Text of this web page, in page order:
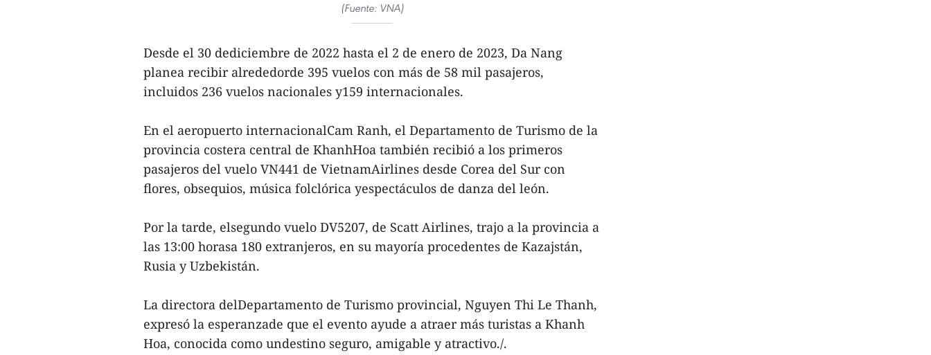
(Fuente: VNA)
Desde el 30 dediciembre de 2022 hasta el 2 de enero de 2023, Da Nang
planea recibir alrededorde 395 vuelos con más de 58 mil pasajeros,
incluidos 236 vuelos nacionales y159 internacionales.
En el aeropuerto internacionalCam Ranh, el Departamento de Turismo de la
provincia costera central de KhanhHoa también recibió a los primeros
pasajeros del vuelo VN441 de VietnamAirlines desde Corea del Sur con
flores, obsequios, música folclórica yespectáculos de danza del león.
Por la tarde, elsegundo vuelo DV5207, de Scatt Airlines, trajo a la provincia a
las 13:00 horasa 180 extranjeros, en su mayoría procedentes de Kazajstán,
Rusia y Uzbekistán.
La directora delDepartamento de Turismo provincial, Nguyen Thi Le Thanh,
expresó la esperanzade que el evento ayude a atraer más turistas a Khanh
Hoa, conocida como undestino seguro, amigable y atractivo./.